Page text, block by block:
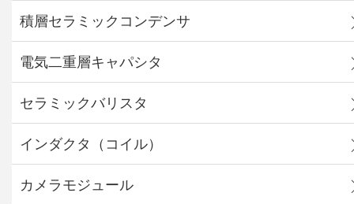
積層セラミックコンデンサ
電気二重層キャパシタ
セラミックバリスタ
インダクタ（コイル）
カメラモジュール